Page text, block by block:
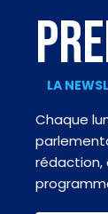
LA
Chaque
rédaction,